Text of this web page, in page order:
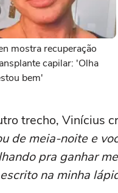
mostra recuperação
capilar: 'Olha
bem'
trecho, Vinícius
de meia-noite e
pra ganhar
na minha